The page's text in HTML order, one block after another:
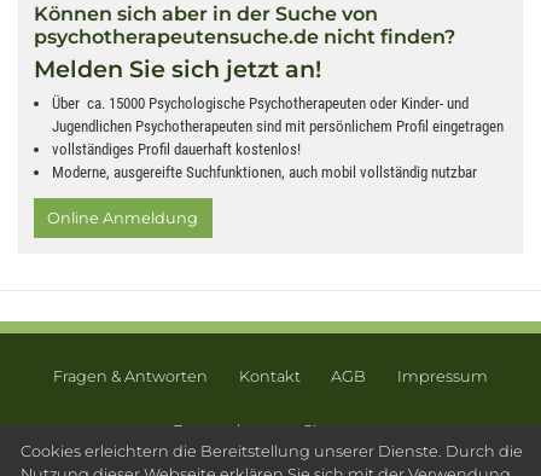
Können sich aber in der Suche von
psychotherapeutensuche.de nicht finden?
Melden Sie sich jetzt an!
Über ca. 15000 Psychologische Psychotherapeuten oder Kinder- und
Jugendlichen Psychotherapeuten sind mit persönlichem Profil eingetragen
vollständiges Profil dauerhaft kostenlos!
Moderne, ausgereifte Suchfunktionen, auch mobil vollständig nutzbar
Online Anmeldung
Fragen & Antworten Kontakt AGB Impressum
Datenschutz Sitemap
© 2003 - 2026 Psychotherapeutensuche.de - PsyOS GmbH
Cookies erleichtern die Bereitstellung unserer Dienste. Durch die